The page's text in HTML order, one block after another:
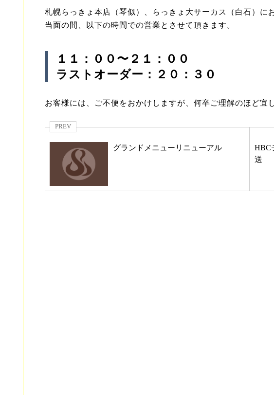
札幌らっきょ本店（琴似）、らっきょ大サーカス（白石）に
当面の間、以下の時間での営業とさせて頂きます。
１１：００〜２１：００
ラストオーダー：２０：３０
お客様には、ご不便をおかけしますが、何卒ご理解のほど宜
PREV
グランドメニューリニューアル
HBC
送